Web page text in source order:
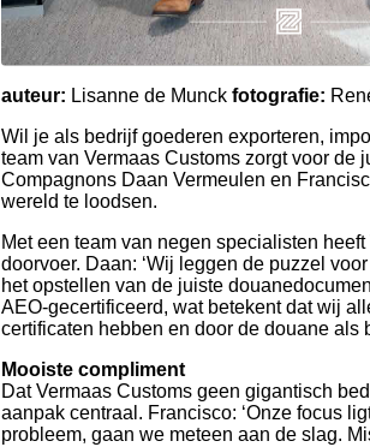
auteur: Lisanne de Munck fotografie:
Wil je als bedrijf goederen exporteren,
team van Vermaas Customs zorgt voor de
Compagnons Daan Vermeulen en
wereld te loodsen.
Met een team van negen specialisten
doorvoer. Daan: ‘Wij leggen de puzzel
het opstellen van de juiste
AEO-gecertificeerd, wat betekent dat wij
certificaten hebben en door de douane als
Mooiste compliment
Dat Vermaas Customs geen gigantisch
aanpak centraal. Francisco: ‘Onze focus
probleem, gaan we meteen aan de slag.